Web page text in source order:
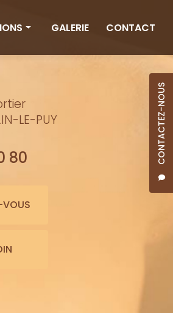
CONTACTEZ-NOUS
l'eau
GALERIE CONTACT
LE-PUY
80
VOUS